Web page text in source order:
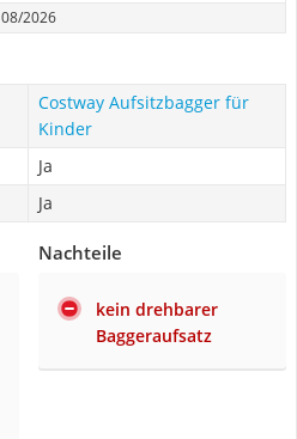
08/2026
Costway Aufsitzbagger für
Kinder
Ja
Ja
Nachteile
kein drehbarer
Baggeraufsatz